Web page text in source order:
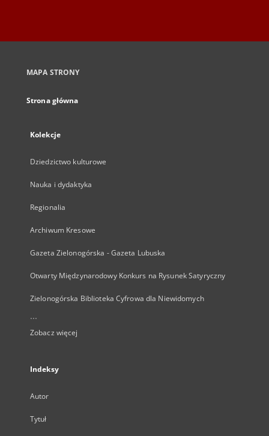
MAPA STRONY
Strona główna
Kolekcje
Dziedzictwo kulturowe
Nauka i dydaktyka
Regionalia
Archiwum Kresowe
Gazeta Zielonogórska - Gazeta Lubuska
Otwarty Międzynarodowy Konkurs na Rysunek Satyryczny
Zielonogórska Biblioteka Cyfrowa dla Niewidomych
...
Zobacz więcej
Indeksy
Autor
Tytuł